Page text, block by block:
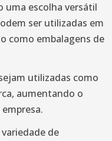
uma escolha versátil
ser utilizadas em
como embalagens de
utilizadas como
aumentando o
de